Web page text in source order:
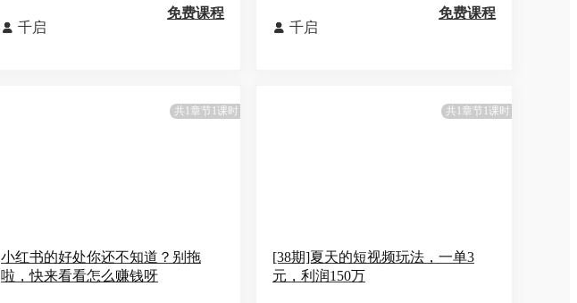
 千启
免费课程
 千启
免费课程
共1章节1课时
小红书的好处你还不知道？别拖
啦，快来看看怎么赚钱呀
共1章节1课时
[38期]夏天的短视频玩法，一单3
元，利润150万